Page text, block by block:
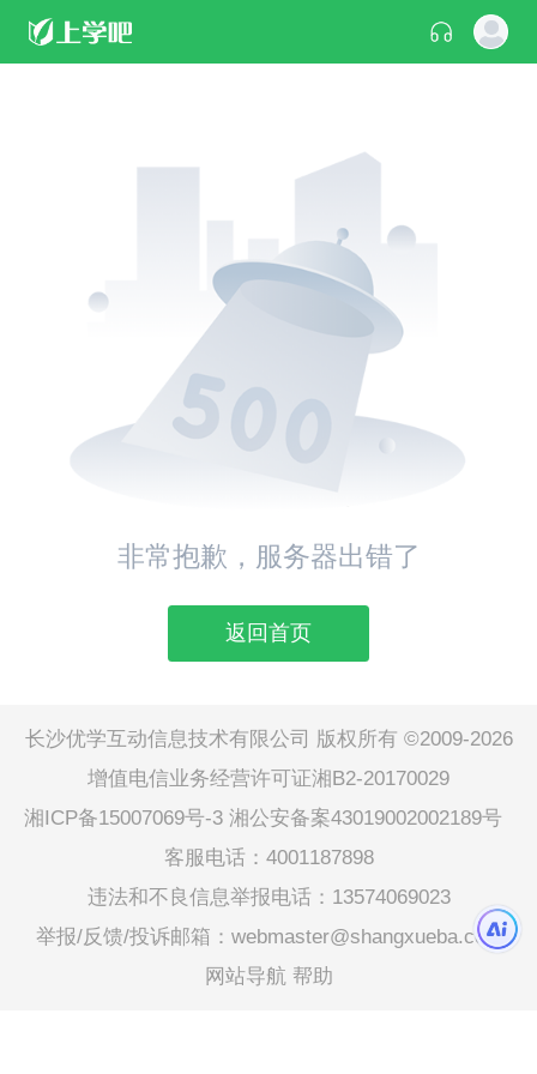
非常抱歉，服务器出错了
返回首页
长沙优学互动信息技术有限公司 版权所有 ©2009-2026
增值电信业务经营许可证湘B2-20170029
湘ICP备15007069号-3 湘公安备案43019002002189号
客服电话：4001187898
违法和不良信息举报电话：13574069023
举报/反馈/投诉邮箱：webmaster@shangxueba.com
网站导航 帮助